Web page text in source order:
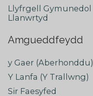
Llyfrgell Gymunedol
Llanwrtyd
Amgueddfeydd
y Gaer (Aberhonddu)
Y Lanfa (Y Trallwng)
Sir Faesyfed